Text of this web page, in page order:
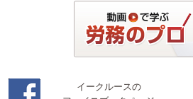
イークルースの